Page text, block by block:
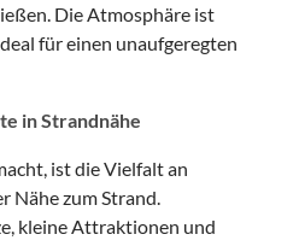
Die Atmosphäre ist
für einen unaufgeregten
in Strandnähe
ist die Vielfalt an
Nähe zum Strand.
kleine Attraktionen und